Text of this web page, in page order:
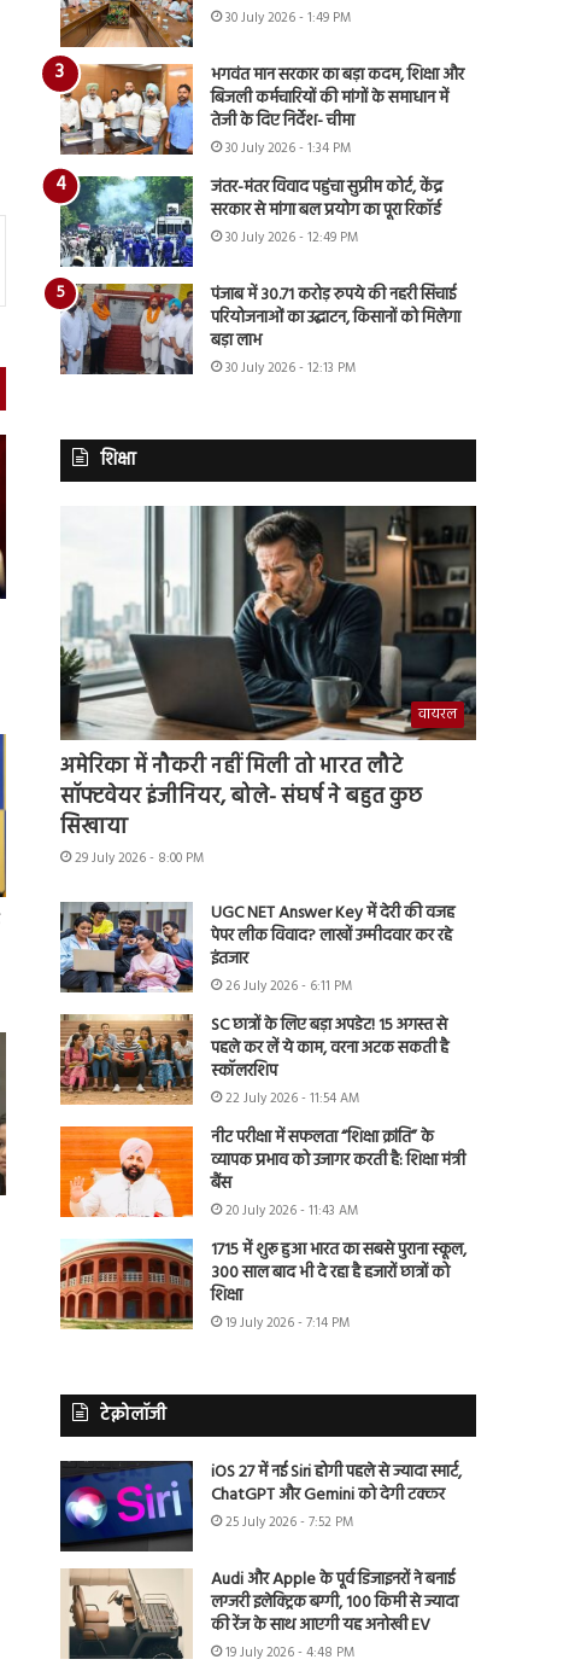
30 July 2026 - 1:49 PM
भगवंत मान सरकार का बड़ा कदम, शिक्षा और
बिजली कर्मचारियों की मांगों के समाधान में
तेजी के दिए निर्देश- चीमा
30 July 2026 - 1:34 PM
जंतर-मंतर विवाद पहुंचा सुप्रीम कोर्ट, केंद्र
सरकार से मांगा बल प्रयोग का पूरा रिकॉर्ड
30 July 2026 - 12:49 PM
पंजाब में 30.71 करोड़ रुपये की नहरी सिंचाई
परियोजनाओं का उद्घाटन, किसानों को मिलेगा
बड़ा लाभ
30 July 2026 - 12:13 PM
शिक्षा
वायरल
अमेरिका में नौकरी नहीं मिली तो भारत लौटे
सॉफ्टवेयर इंजीनियर, बोले- संघर्ष ने बहुत कुछ
सिखाया
29 July 2026 - 8:00 PM
UGC NET Answer Key में देरी की वजह
पेपर लीक विवाद? लाखों उम्मीदवार कर रहे
इंतजार
26 July 2026 - 6:11 PM
SC छात्रों के लिए बड़ा अपडेट! 15 अगस्त से
पहले कर लें ये काम, वरना अटक सकती है
स्कॉलरशिप
22 July 2026 - 11:54 AM
नीट परीक्षा में सफलता “शिक्षा क्रांति” के
व्यापक प्रभाव को उजागर करती है: शिक्षा मंत्री
बैंस
20 July 2026 - 11:43 AM
1715 में शुरू हुआ भारत का सबसे पुराना स्कूल,
300 साल बाद भी दे रहा है हजारों छात्रों को
शिक्षा
19 July 2026 - 7:14 PM
टेक्नोलॉजी
iOS 27 में नई Siri होगी पहले से ज्यादा स्मार्ट,
ChatGPT और Gemini को देगी टक्कर
25 July 2026 - 7:52 PM
Audi और Apple के पूर्व डिजाइनरों ने बनाई
लग्जरी इलेक्ट्रिक बग्गी, 100 किमी से ज्यादा
की रेंज के साथ आएगी यह अनोखी EV
19 July 2026 - 4:48 PM